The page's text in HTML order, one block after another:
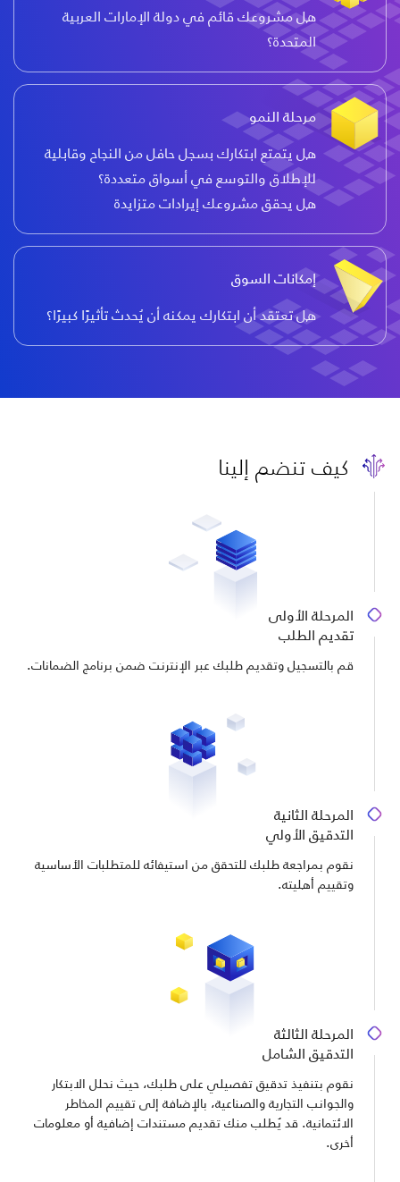
هل مشروعك قائم في دولة الإمارات العربية
المتحدة؟
مرحلة النمو
هل يتمتع ابتكارك بسجل حافل من النجاح وقابلية
للإطلاق والتوسع في أسواق متعددة؟
هل يحقق مشروعك إيرادات متزايدة
إمكانات السوق
هل تعتقد أن ابتكارك يمكنه أن يُحدث تأثيرًا كبيرًا؟
كيف تنضم إلينا
المرحلة الأولى
تقديم الطلب
قم بالتسجيل وتقديم طلبك عبر الإنترنت ضمن برنامج الضمانات.
المرحلة الثانية
التدقيق الأولي
نقوم بمراجعة طلبك للتحقق من استيفائه للمتطلبات الأساسية
وتقييم أهليته.
المرحلة الثالثة
التدقيق الشامل
نقوم بتنفيذ تدقيق تفصيلي على طلبك، حيث نحلل الابتكار
والجوانب التجارية والصناعية، بالإضافة إلى تقييم المخاطر
الائتمانية. قد يُطلب منك تقديم مستندات إضافية أو معلومات
أخرى.